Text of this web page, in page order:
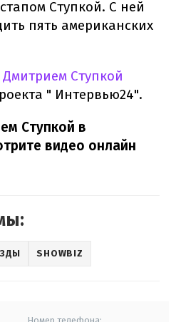
Ступкой. С ней
пять американских
Ступкой
" Интервью24".
Ступкой в
видео онлайн
SHOWBIZ